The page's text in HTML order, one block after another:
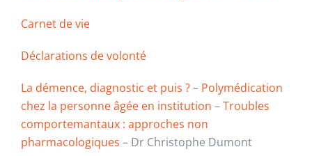
Carnet de vie
Déclarations de volonté
La démence, diagnostic et puis ?– Polymédication
chez la personne âgée en institution –Troubles
comportemantaux : approches non
pharmacologiques – Dr Christophe Dumont